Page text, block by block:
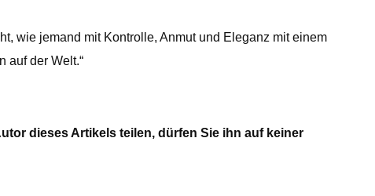
wie jemand mit Kontrolle, Anmut und Eleganz mit einem
auf der Welt.“
dieses Artikels teilen, dürfen Sie ihn auf keiner